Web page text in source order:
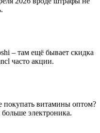
– там ещё бывает скидка
часто акции.
покупать витамины оптом?
электроника.